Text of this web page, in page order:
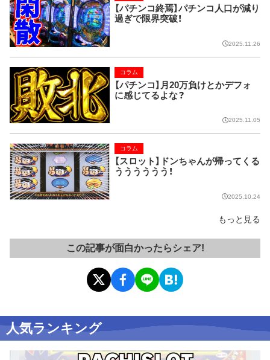
【パチンコ終焉】パチンコ人口が減り
過ぎで限界突破！
2025.11.26
【パチンコ】月20万負けとかデフォ
に感じてるよな？
コラム
2025.11.05
【スロット】ドンちゃんが帰ってくる
うううううう！
コラム
2025.10.24
もっと見る
この記事が面白かったらシェア!
人気ランキング